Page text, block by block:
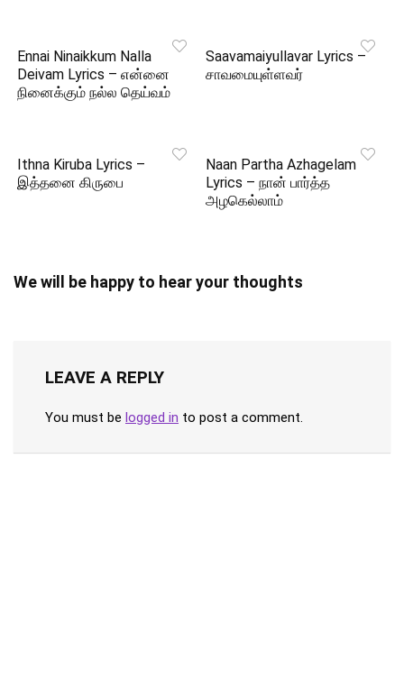
Ennai Ninaikkum Nalla
Deivam Lyrics – என்னை
நினைக்கும் நல்ல தெய்வம்
Saavamaiyullavar Lyrics –
சாவமையுள்ளவர்
Ithna Kiruba Lyrics –
இத்தனை கிருபை
Naan Partha Azhagelam
Lyrics – நான் பார்த்த
அழகெல்லாம்
We will be happy to hear your thoughts
LEAVE A REPLY
You must be logged in to post a comment.